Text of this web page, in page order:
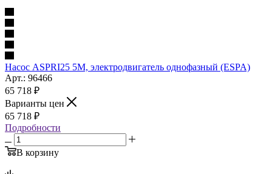
Насос ASPRI25 5M, электродвигатель однофазный (ESPA)
Арт.: 96466
65 718 ₽
Варианты цен
65 718 ₽
Подробности
В корзину